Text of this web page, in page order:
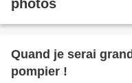
photos
Quand je serai
pompier !